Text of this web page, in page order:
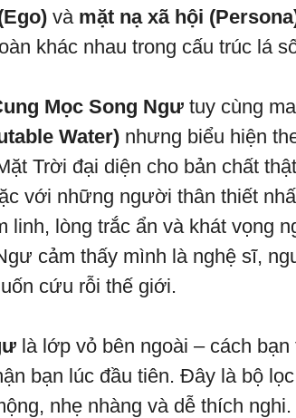
và mặt nạ xã hội
khác nhau trong cấu trúc lá
Mọc Song Ngư tuy cùng
Water) nhưng biểu hiện
Trời đại diện cho bản chất
với những người thân thiết
linh, lòng trắc ẩn và khát vọng
cảm thấy mình là nghệ sĩ,
cứu rỗi thế giới.
là lớp vỏ bên ngoài – cách bạn
bạn lúc đầu tiên. Đây là bộ
nhẹ nhàng và dễ thích